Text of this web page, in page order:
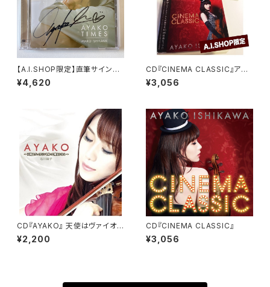
【A.I.SHOP限定】直筆サイン入
りCD+DVD『AYAKO TIMES』
¥4,620
CD『CINEMA CLASSIC』アナ
ザージャケットA
¥3,056
CD『AYAKO』 天使はヴァイオリ
ンを持つと魔女になる
¥2,200
CD『CINEMA CLASSIC』
¥3,056